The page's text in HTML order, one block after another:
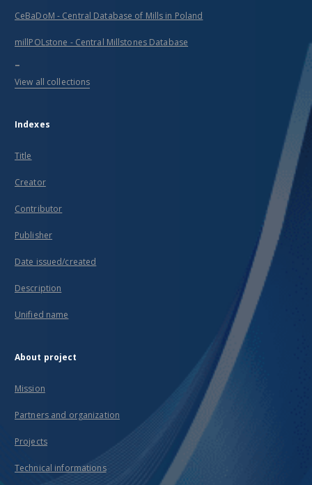
CeBaDoM - Central Database of Mills in Poland
millPOLstone - Central Millstones Database
...
View all collections
Indexes
Title
Creator
Contributor
Publisher
Date issued/created
Description
Unified name
About project
Mission
Partners and organization
Projects
Technical informations